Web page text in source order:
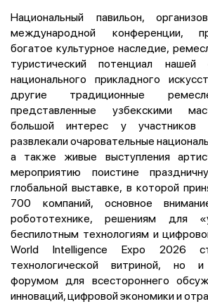
Национальный павильон,
международной конференции,
богатое культурное наследие,
туристический потенциал
национального прикладного
другие традиционные
представленные узбекскими
большой интерес у участников
развлекали очаровательные
а также живые выступления
мероприятию поистине
глобальной выставке, в которой
700 компаний, основное
робототехнике, решениям для
беспилотным технологиям и
World Intelligence Expo 2026
технологической витриной, но
форумом для всестороннего
инноваций, цифровой экономики и